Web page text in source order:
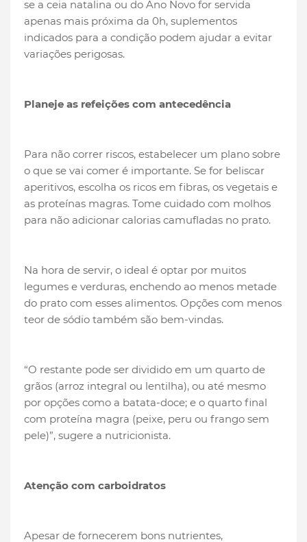
se a ceia natalina ou do Ano Novo for servida
apenas mais próxima da 0h, suplementos
indicados para a condição podem ajudar a evitar
variações perigosas.
Planeje as refeições com antecedência
Para não correr riscos, estabelecer um plano sobre
o que se vai comer é importante. Se for beliscar
aperitivos, escolha os ricos em fibras, os vegetais e
as proteínas magras. Tome cuidado com molhos
para não adicionar calorias camufladas no prato.
Na hora de servir, o ideal é optar por muitos
legumes e verduras, enchendo ao menos metade
do prato com esses alimentos. Opções com menos
teor de sódio também são bem-vindas.
“O restante pode ser dividido em um quarto de
grãos (arroz integral ou lentilha), ou até mesmo
por opções como a batata-doce; e o quarto final
com proteína magra (peixe, peru ou frango sem
pele)”, sugere a nutricionista.
Atenção com carboidratos
Apesar de fornecerem bons nutrientes,